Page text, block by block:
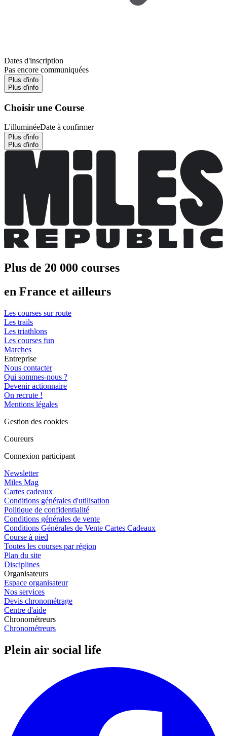
Dates d'inscription
Pas encore communiquées
Plus d'info
Plus d'info
Choisir une Course
L'illuminéeDate à confirmer
Plus d'info
Plus d'info
Plus de 20 000 courses
en France et ailleurs
Les courses sur route
Les trails
Les triathlons
Les courses fun
Marches
Entreprise
Nous contacter
Qui sommes-nous ?
Devenir actionnaire
On recrute !
Mentions légales
Gestion des cookies
Coureurs
Connexion participant
Newsletter
Miles Mag
Cartes cadeaux
Conditions générales d'utilisation
Politique de confidentialité
Conditions générales de vente
Conditions Générales de Vente Cartes Cadeaux
Course à pied
Toutes les courses par région
Plan du site
Disciplines
Organisateurs
Espace organisateur
Nos services
Devis chronométrage
Centre d'aide
Chronométreurs
Chronométreurs
Plein air social life